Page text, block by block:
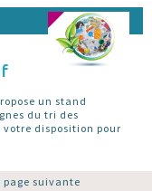
un stand
du tri des
disposition pour
page suivante